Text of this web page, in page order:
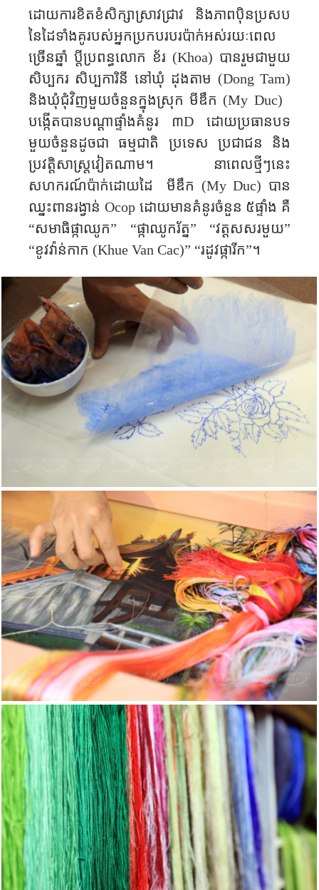
ដោយការខិតខំសិក្សាស្រាវជ្រាវ​ និងភាពប៉ិនប្រសប
នៃដៃទាំងគូ​របស់​អ្នកប្រកបរបរប៉ាក់អស់រយៈពេល​
ច្រើន​ឆ្នាំ ប្ដីប្រពន្ធលោក ខ័រ​ (Khoa) បាន​​រួមជាមួយ​
សិប្បករ​ សិប្បការិនី នៅឃុំ ដុង​តាម (Dong Tam)
និងឃុំ​ជុំវិញមួយចំនួនក្នុង​ស្រុក​ មីឌឹក (My Duc) ​
បង្កើត​បានបណ្ដាផ្ទាំងគំនូរ​ ៣D ដោយប្រធានបទ​
មួយ​ចំនួនដូចជា ធម្មជាតិ​ ប្រទេស​ ប្រជាជន​ និង​
ប្រវត្តិសាស្ត្រ​វៀតណាម​។ នា​ពេល​ថ្មី​ៗនេះ​
សហករណ៍​ប៉ាក់ដោយដៃ ​ មីឌឹក (My Duc) បាន​
ឈ្នះ​ពាន​រង្វាន់​ Ocop​ ដោយ​មាន​គំនូរ​ចំ​នួន​ ៥​ផ្ទាំង គឺ​
“សមាធិផ្កាឈូក” “ផ្កា​ឈូក​រ័ត្ន​” “វត្តសសរ​​មួយ​”
“ខូវ​វ៉ាន់​កាក​​​ (Khue Van Cac)” “រដូវ​ផ្ការីក”។